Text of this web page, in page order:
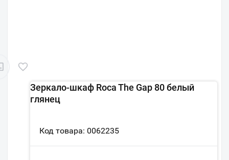
Зеркало-шкаф Roca The Gap 80 белый
глянец
Код товара: 0062235